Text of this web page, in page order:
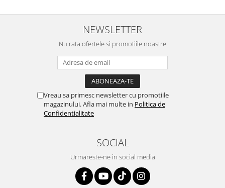
NEWSLETTER
Nu rata ofertele si promotiile noastre
Vreau sa primesc newsletter cu promotiile
magazinului. Afla mai multe in Politica de
Confidentialitate
SOCIAL
Urmareste-ne in social media